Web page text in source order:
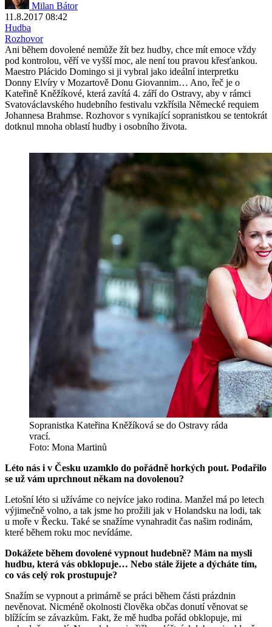
Milan Bátor
11.8.2017 08:42
Hudba
Rozhovor
Ani během dovolené nemůže žít bez hudby, chce mít emoce vždy
pod kontrolou, věří ve vyšší moc, ale není tou pravou křesťankou.
Maestro Plácido Domingo si ji vybral jako ideální interpretku
Donny Elvíry v Mozartově Donu Giovannim… Ano, řeč je o
Kateřině Kněžíkové, která zavítá 4. září do Ostravy, aby v rámci
Svatováclavského hudebního festivalu vzkřísila Německé requiem
Johannesa Brahmse. Rozhovor s vynikající sopranistkou se tentokrát
dotknul mnoha oblastí hudby i osobního života.
Sopranistka Kateřina Kněžíková se do Ostravy ráda
vrací.
Foto: Mona Martinů
Léto nás i v Česku uzamklo do pořádně horkých pout. Podařilo
se už vám uprchnout někam na dovolenou?
Letošní léto si užíváme co nejvíce jako rodina. Manžel má po letech
výjimečně volno, a tak jsme ho prožili jak v Holandsku na lodi, tak
u moře v Řecku. Také se snažíme vynahradit čas našim rodinám,
které během roku moc nevídáme.
Dokážete během dovolené vypnout hudebně? Mám na mysli
hudbu, která vás obklopuje… Nebo stále žijete a dýcháte tím,
co vás celý rok prostupuje?
Snažím se vypnout a primárně se práci během části prázdnin
nevěnovat. Nicméně okolnosti člověka občas donutí věnovat se
blížícím se závazkům. Fakt, že mě hudba pořád obklopuje, mi